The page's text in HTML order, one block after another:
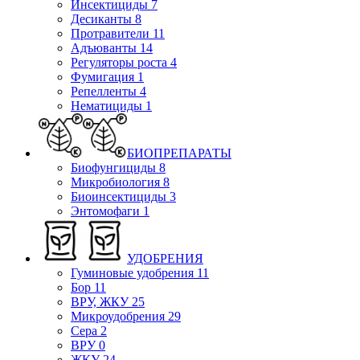
Инсектициды 7
Десиканты 8
Протравители 11
Адъюванты 14
Регуляторы роста 4
Фумигация 1
Репелленты 4
Нематициды 1
БИОПРЕПАРАТЫ
Биофунгициды 8
Микробиология 8
Биоинсектициды 3
Энтомофаги 1
УДОБРЕНИЯ
Гуминовые удобрения 11
Бор 11
ВРУ, ЖКУ 25
Микроудобрения 29
Сера 2
ВРУ0